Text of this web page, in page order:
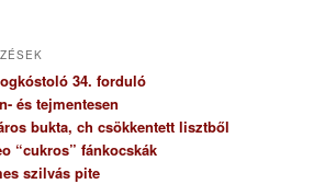
34. forduló
és tejmentesen
bukta, ch csökkentett lisztből
“cukros” fánkocskák
szilvás pite